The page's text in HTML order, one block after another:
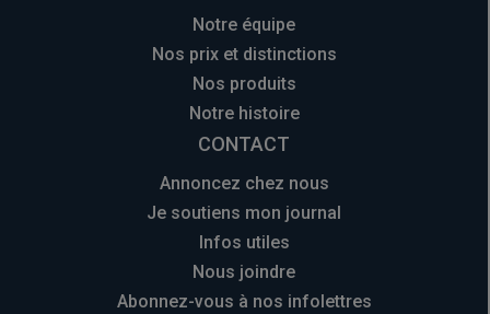
Notre équipe
Nos prix et distinctions
Nos produits
Notre histoire
CONTACT
Annoncez chez nous
Je soutiens mon journal
Infos utiles
Nous joindre
Abonnez-vous à nos infolettres